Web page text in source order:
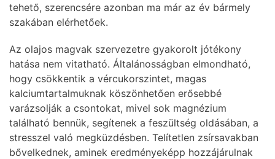
tehető, szerencsére azonban ma már az év bármely
szakában elérhetőek.
Az olajos magvak szervezetre gyakorolt jótékony
hatása nem vitatható. Általánosságban elmondható,
hogy csökkentik a vércukorszintet, magas
kalciumtartalmuknak köszönhetően erősebbé
varázsolják a csontokat, mivel sok magnézium
található bennük, segítenek a feszültség oldásában, a
stresszel való megküzdésben. Telítetlen zsírsavakban
bővelkednek, aminek eredményeképp hozzájárulnak